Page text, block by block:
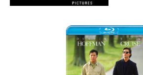
Bildergalerie überspringen